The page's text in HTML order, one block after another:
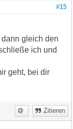
#15
gleich den
ich und
geht, bei dir
Zitieren